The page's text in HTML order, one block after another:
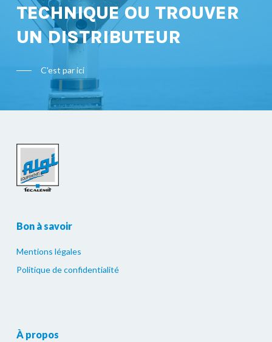
TECHNIQUE OU TROUVER
UN DISTRIBUTEUR
C'est par ici
Bon à savoir
Mentions légales
Politique de confidentialité
À propos